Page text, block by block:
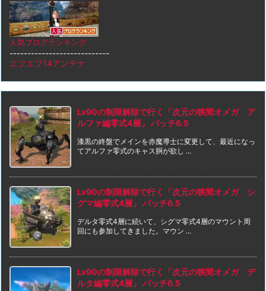
人気ブログランキング
----------------------------
エフエフ14アンテナ
Lv90の制限解除で行く「次元の狭間オメガ ア
ルファ編零式4層」 パッチ6.5
漆黒の終盤でメインを赤魔導士に変更して、最近になっ
てアルファ零式のキャス胴が欲し ...
Lv90の制限解除で行く「次元の狭間オメガ シ
グマ編零式4層」 パッチ6.5
デルタ零式4層に続いて、シグマ零式4層のマウント周
回にも参加してきました。マウン ...
Lv90の制限解除で行く「次元の狭間オメガ デ
ルタ編零式4層」 パッチ6.5